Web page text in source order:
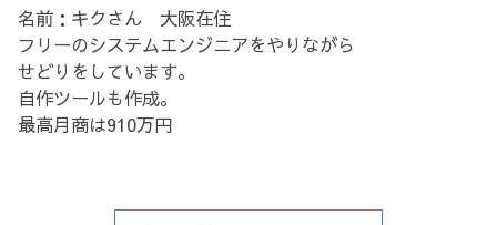
名前：キクさん 大阪在住
フリーのシステムエンジニアをやりながら
せどりをしています。
自作ツールも作成。
最高月商は910万円